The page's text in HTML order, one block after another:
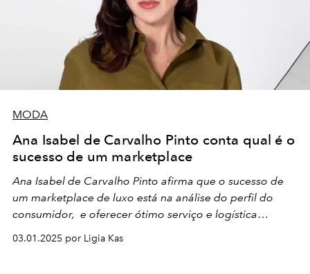
MODA
Ana Isabel de Carvalho Pinto conta qual é o
sucesso de um marketplace
Ana Isabel de Carvalho Pinto afirma que o sucesso de
um marketplace de luxo está na análise do perfil do
consumidor, e oferecer ótimo serviço e logística
03.01.2025 por Ligia Kas